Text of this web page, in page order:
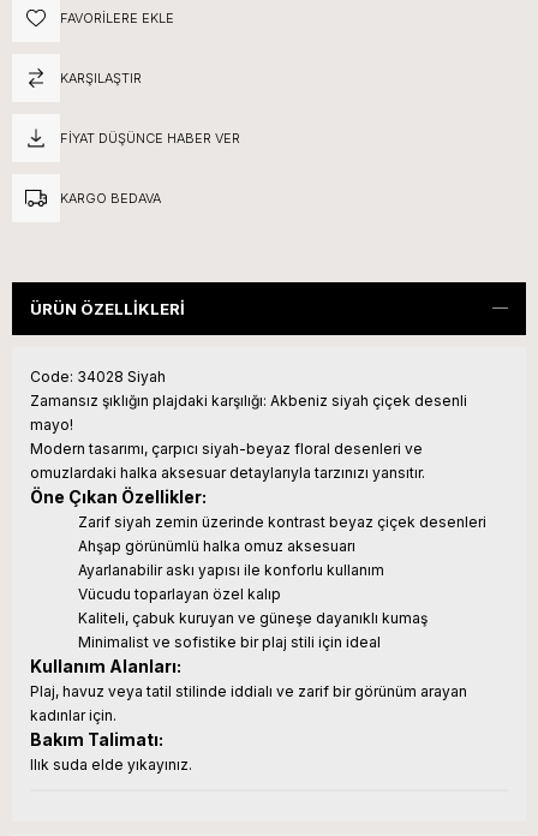
FAVORILERE EKLE
KARŞILAŞTIR
FIYAT DÜŞÜNCE HABER VER
KARGO BEDAVA
ÜRÜN ÖZELLIKLERI
Code: 34028 Siyah
Zamansız şıklığın plajdaki karşılığı: Akbeniz siyah çiçek desenli
mayo!
Modern tasarımı, çarpıcı siyah-beyaz floral desenleri ve
omuzlardaki halka aksesuar detaylarıyla tarzınızı yansıtır.
Öne Çıkan Özellikler:
Zarif siyah zemin üzerinde kontrast beyaz çiçek desenleri
Ahşap görünümlü halka omuz aksesuarı
Ayarlanabilir askı yapısı ile konforlu kullanım
Vücudu toparlayan özel kalıp
Kaliteli, çabuk kuruyan ve güneşe dayanıklı kumaş
Minimalist ve sofistike bir plaj stili için ideal
Kullanım Alanları:
Plaj, havuz veya tatil stilinde iddialı ve zarif bir görünüm arayan
kadınlar için.
Bakım Talimatı:
Ilık suda elde yıkayınız.